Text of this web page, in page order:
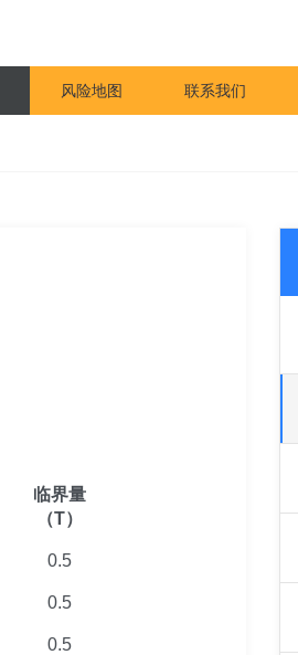
风险地图 联系我们
临界量
（T）
0.5
0.5
0.5